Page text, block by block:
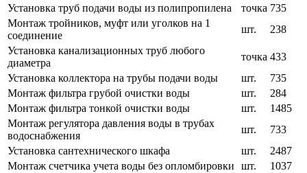
Установка труб подачи воды из полипропилена
точка 735
Монтаж тройников, муфт или уголков на 1
соединение
шт.
238
Установка канализационных труб любого
диаметра
точка 433
Установка коллектора на трубы подачи воды
шт.
735
Монтаж фильтра грубой очистки воды
шт.
284
Монтаж фильтра тонкой очистки воды
шт.
1485
Монтаж регулятора давления воды в трубах
водоснабжения
шт.
733
Установка сантехнического шкафа
шт.
2487
Монтаж счетчика учета воды без опломбировки
шт.
1037